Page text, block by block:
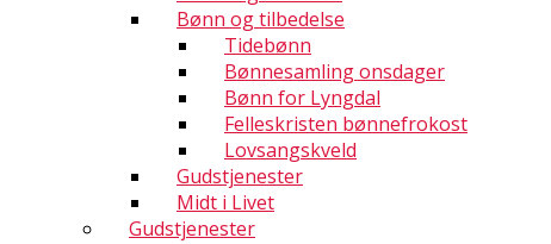
Bønn og tilbedelse
Tidebønn
Bønnesamling onsdager
Bønn for Lyngdal
Felleskristen bønnefrokost
Lovsangskveld
Gudstjenester
Midt i Livet
Gudstjenester